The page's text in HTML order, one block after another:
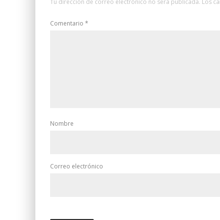
Comentario *
Nombre
Correo electrónico